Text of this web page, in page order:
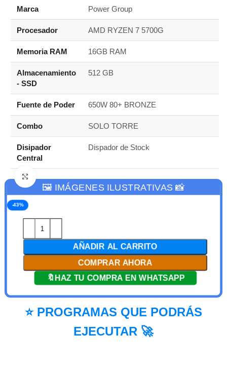
Marca Power Group
Procesador AMD RYZEN 7 5700G
Memoria RAM 16GB RAM
Almacenamiento
- SSD
512 GB
Fuente de Poder 650W 80+ BRONZE
Combo SOLO TORRE
Disipador
Central
Dispador de Stock
🖼️ IMÁGENES ILUSTRATIVAS 📸
-43%
AÑADIR AL CARRITO
COMPRAR AHORA
🔖HAZ TU COMPRA EN WHATSAPP
⭐ PROGRAMAS QUE PODRÁS
EJECUTAR 🚀